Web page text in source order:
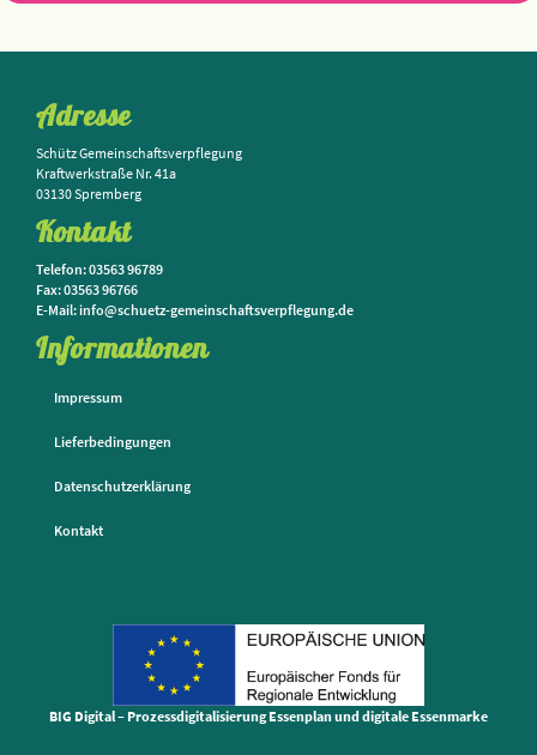
Adresse
Schütz Gemeinschaftsverpflegung
Kraftwerkstraße Nr. 41a
03130 Spremberg
Kontakt
Telefon: 03563 96789
Fax: 03563 96766
E-Mail: info@schuetz-gemeinschaftsverpflegung.de
Informationen
Impressum
Lieferbedingungen
Datenschutzerklärung
Kontakt
BIG Digital – Prozessdigitalisierung Essenplan und digitale Essenmarke